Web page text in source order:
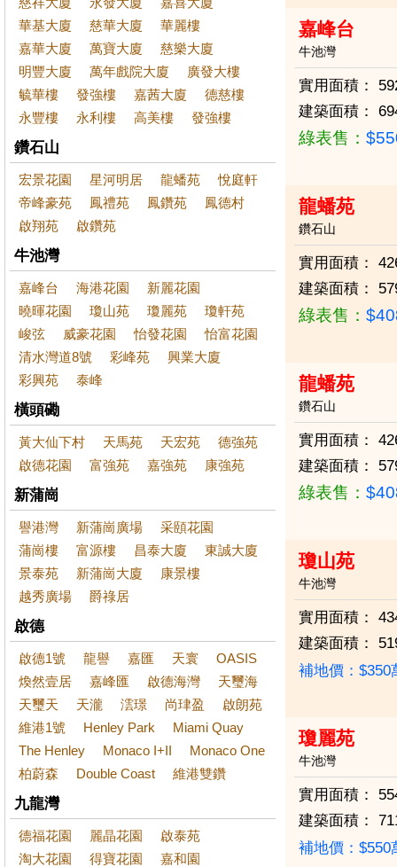
華基大廈
慈華大廈
華麗樓
嘉華大廈
萬寶大廈
慈樂大廈
明豐大廈
萬年戲院大廈
廣發大樓
毓華樓
發強樓 嘉茜大廈
德慈樓
永豐樓
永利樓 高美樓 發強樓
鑽石山
宏景花園 星河明居 龍蟠苑
悅庭軒
帝峰豪苑
鳳禮苑 鳳鑽苑
鳳德村
啟翔苑
啟鑽苑
牛池灣
嘉峰台 海港花園
新麗花園
曉暉花園
瓊山苑 瓊麗苑
瓊軒苑
峻弦
威豪花園 怡發花園
怡富花園
清水灣道8號
彩峰苑
興業大廈
彩興苑
泰峰
橫頭磡
黃大仙下村 天馬苑 天宏苑
德強苑
啟德花園
富強苑 嘉強苑 康強苑
新蒲崗
譽港灣 新蒲崗廣場
采頤花園
蒲崗樓
富源樓 昌泰大廈
東誠大廈
景泰苑
新蒲崗大廈
康景樓
越秀廣場
爵祿居
啟德
啟德1號 龍譽 嘉匯 天寰
OASIS
煥然壹居
嘉峰匯 啟德海灣
天璽海
天璽天
天瀧 澐璟 尚珒盈
啟朗苑
維港1號
Henley Park
Miami Quay
The Henley
Monaco I+II
Monaco One
柏蔚森
Double Coast 維港雙鑽
九龍灣
德福花園 麗晶花園
啟泰苑
淘大花園
得寶花園 嘉和園
嘉峰台
牛池灣
實用面積：
建築面積：
綠表售：
龍蟠苑
鑽石山
實用面積：
建築面積：
綠表售：
龍蟠苑
鑽石山
實用面積：
建築面積：
綠表售：
瓊山苑
牛池灣
實用面積：
建築面積：
補地價：
瓊麗苑
牛池灣
實用面積：
建築面積：
補地價：